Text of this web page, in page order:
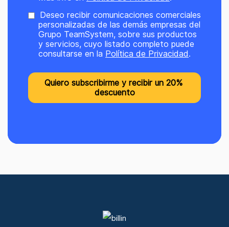
Deseo recibir comunicaciones comerciales
personalizadas de las demás empresas del
Grupo TeamSystem, sobre sus productos
y servicios, cuyo listado completo puede
consultarse en la Política de Privacidad.